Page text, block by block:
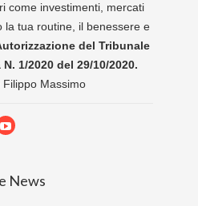
come investimenti, mercati
la tua routine, il benessere e
del Tribunale
1/2020 del 29/10/2020.
Massimo